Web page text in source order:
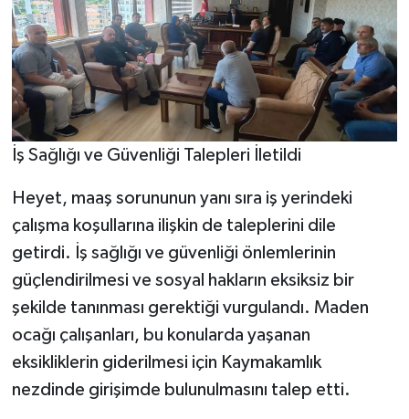
İş Sağlığı ve Güvenliği Talepleri İletildi
Heyet, maaş sorununun yanı sıra iş yerindeki
çalışma koşullarına ilişkin de taleplerini dile
getirdi. İş sağlığı ve güvenliği önlemlerinin
güçlendirilmesi ve sosyal hakların eksiksiz bir
şekilde tanınması gerektiği vurgulandı. Maden
ocağı çalışanları, bu konularda yaşanan
eksikliklerin giderilmesi için Kaymakamlık
nezdinde girişimde bulunulmasını talep etti.